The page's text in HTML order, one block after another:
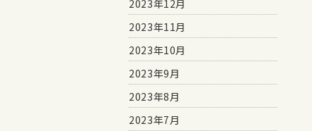
2023年12月
2023年11月
2023年10月
2023年9月
2023年8月
2023年7月